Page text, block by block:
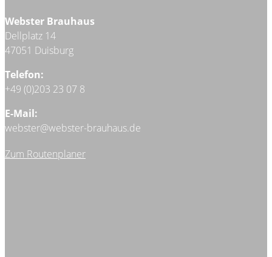
Webster Brauhaus
Dellplatz 14
47051 Duisburg
Telefon:
+49 (0)203 23 07 8
E-Mail:
webster@webster-brauhaus.de
Zum Routenplaner